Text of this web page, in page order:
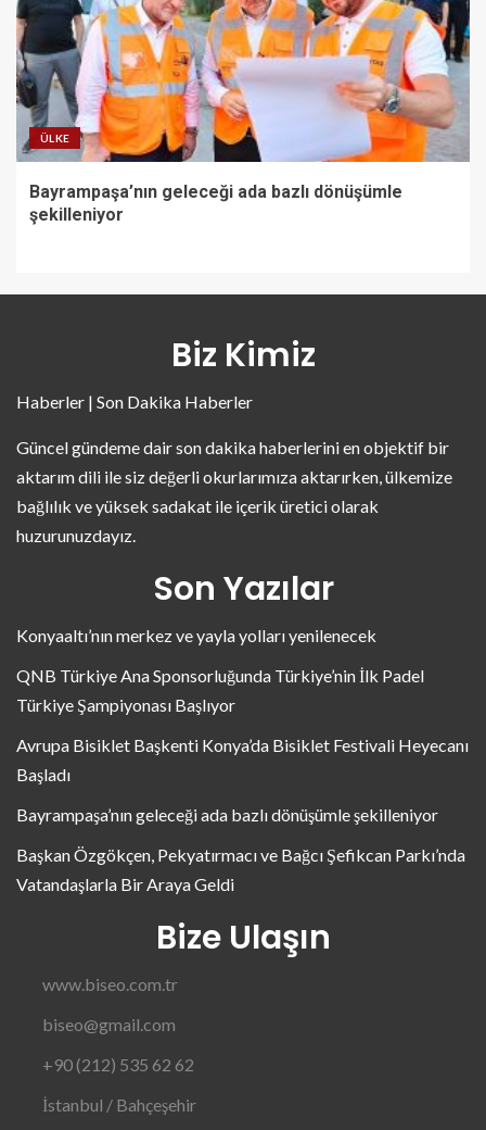
ÜLKE
Bayrampaşa’nın geleceği ada bazlı dönüşümle
şekilleniyor
Biz Kimiz
Haberler | Son Dakika Haberler
Güncel gündeme dair son dakika haberlerini en objektif bir
aktarım dili ile siz değerli okurlarımıza aktarırken, ülkemize
bağlılık ve yüksek sadakat ile içerik üretici olarak
huzurunuzdayız.
Son Yazılar
Konyaaltı’nın merkez ve yayla yolları yenilenecek
QNB Türkiye Ana Sponsorluğunda Türkiye’nin İlk Padel
Türkiye Şampiyonası Başlıyor
Avrupa Bisiklet Başkenti Konya’da Bisiklet Festivali Heyecanı
Başladı
Bayrampaşa’nın geleceği ada bazlı dönüşümle şekilleniyor
Başkan Özgökçen, Pekyatırmacı ve Bağcı Şefikcan Parkı’nda
Vatandaşlarla Bir Araya Geldi
Bize Ulaşın
www.biseo.com.tr
biseo@gmail.com
+90 (212) 535 62 62
İstanbul / Bahçeşehir